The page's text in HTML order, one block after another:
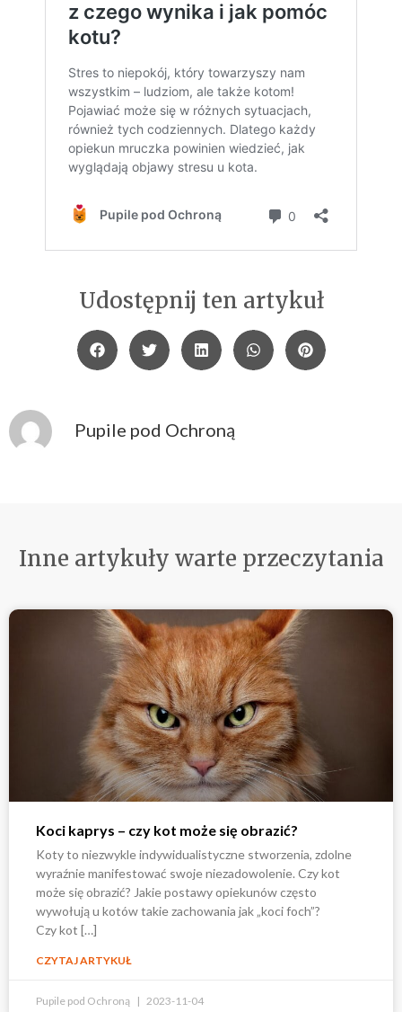
Udostępnij ten artykuł
Pupile pod Ochroną
Inne artykuły warte przeczytania
Koci kaprys – czy kot może się obrazić?
Koty to niezwykle indywidualistyczne stworzenia, zdolne
wyraźnie manifestować swoje niezadowolenie. Czy kot
może się obrazić? Jakie postawy opiekunów często
wywołują u kotów takie zachowania jak „koci foch”?
Czy kot […]
CZYTAJ ARTYKUŁ
Pupile pod Ochroną 2023-11-04